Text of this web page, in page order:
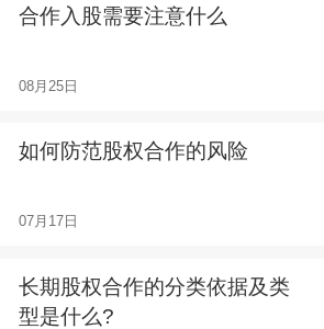
合作入股需要注意什么
08月25日
如何防范股权合作的风险
07月17日
长期股权合作的分类依据及类
型是什么?